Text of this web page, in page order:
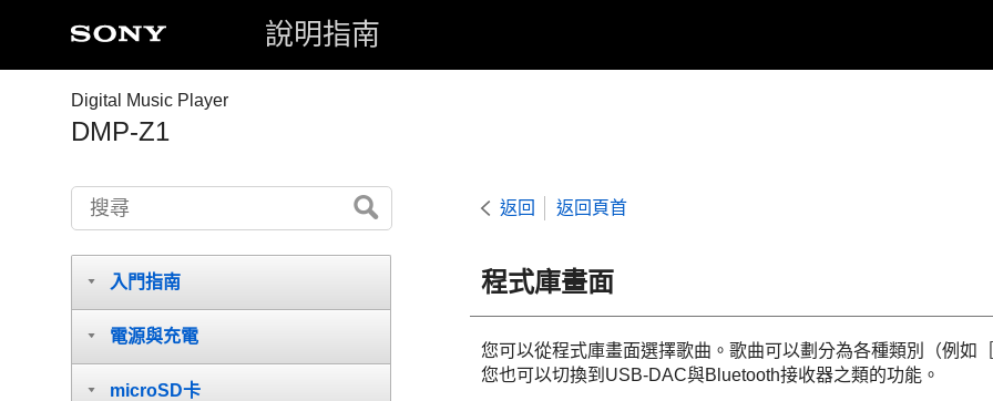
說明指南
Digital Music Player
DMP-Z1
返回 返回頁首
程式庫畫面
您可以從程式庫畫面選擇歌曲。歌曲可以劃分為各種類別（例如
您也可以切換到USB-DAC與Bluetooth接收器之類的功能。
入門指南
電源與充電
microSD卡